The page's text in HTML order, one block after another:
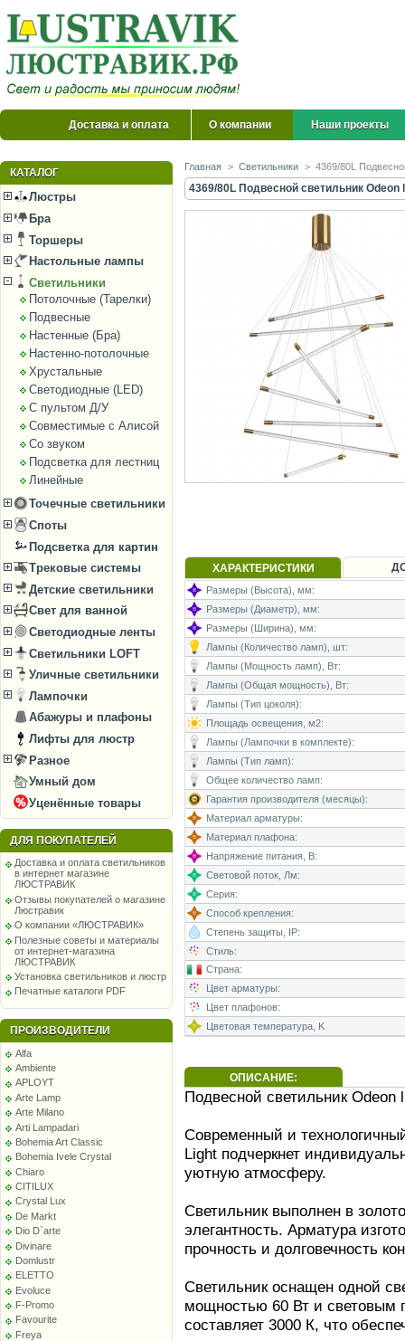
Доставка и оплата О компании Наши проекты
КАТАЛОГ
Люстры
Бра
Торшеры
Настольные лампы
Светильники
Потолочные (Тарелки)
Подвесные
Настенные (Бра)
Настенно-потолочные
Хрустальные
Светодиодные (LED)
С пультом Д/У
Совместимые с Алисой
Со звуком
Подсветка для лестниц
Линейные
Точечные светильники
Споты
Подсветка для картин
Трековые системы
Детские светильники
Свет для ванной
Светодиодные ленты
Светильники LOFT
Уличные светильники
Лампочки
Абажуры и плафоны
Лифты для люстр
Разное
Умный дом
Уценённые товары
ДЛЯ ПОКУПАТЕЛЕЙ
Доставка и оплата светильников
в интернет магазине
ЛЮСТРАВИК
Отзывы покупателей о магазине
Люстравик
О компании «ЛЮСТРАВИК»
Полезные советы и материалы
от интернет-магазина
ЛЮСТРАВИК
Установка светильников и люстр
Печатные каталоги PDF
ПРОИЗВОДИТЕЛИ
Alfa
Ambiente
APLOYT
Arte Lamp
Arte Milano
Arti Lampadari
Bohemia Art Classic
Bohemia Ivele Crystal
Chiaro
CITILUX
Crystal Lux
De Markt
Dio D`arte
Divinare
Domlustr
ELETTO
Evoluce
F-Promo
Favourite
Freya
Главная > Светильники > 4369/80L
4369/80L Подвесной светильник Odeon
ХАРАКТЕРИСТИКИ
Размеры (Высота), мм:
Размеры (Диаметр), мм:
Размеры (Ширина), мм:
Лампы (Количество ламп), шт:
Лампы (Мощность ламп), Вт:
Лампы (Общая мощность), Вт:
Лампы (Тип цоколя):
Площадь освещения, м2:
Лампы (Лампочки в комплекте):
Лампы (Тип ламп):
Общее количество ламп:
Гарантия производителя (месяцы):
Материал арматуры:
Материал плафона:
Напряжение питания, В:
Световой поток, Лм:
Серия:
Способ крепления:
Степень защиты, IP:
Стиль:
Страна:
Цвет арматуры:
Цвет плафонов:
Цветовая температура, K
ОПИСАНИЕ:
Подвесной светильник
Современный и
Light подчеркнет
уютную атмосферу.
Светильник выполнен в
элегантность. Арматура
прочность и долговечность
Светильник оснащен одной
мощностью 60 Вт и световым
составляет 3000 К, что